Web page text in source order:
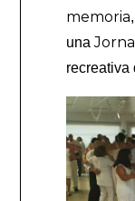
memoria
una
recreativa